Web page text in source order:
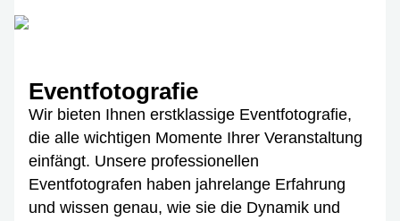
Eventfotografie
Wir bieten Ihnen erstklassige Eventfotografie,
die alle wichtigen Momente Ihrer Veranstaltung
einfängt. Unsere professionellen
Eventfotografen haben jahrelange Erfahrung
und wissen genau, wie sie die Dynamik und